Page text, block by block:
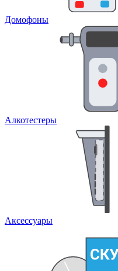
Домофоны
Алкотестеры
Аксессуары